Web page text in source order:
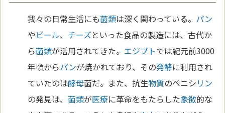
我々の日常生活にも菌類は深く関わっている。 パン
や ビール、 チーズといった食品の製造には、古代か
ら菌類が活用されてきた。 エジプトでは紀元前3000
年頃からパンが焼かれており、その発酵に利用され
ていたのは酵母菌だ。また、抗生物質のペニシリン
の発見は、 菌類が医療に革命をもたらした象徴的な